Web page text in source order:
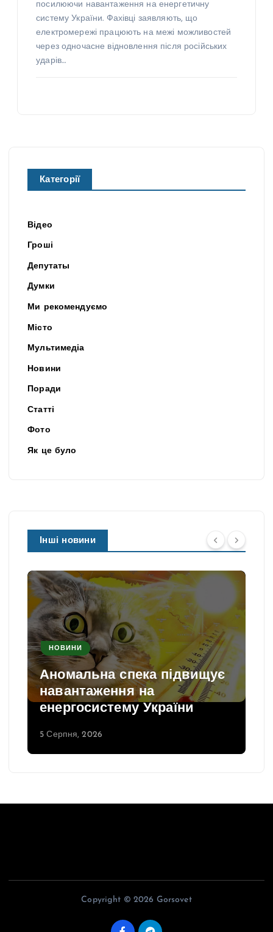
посилюючи навантаження на енергетичну
систему України. Фахівці заявляють, що
електромережі працюють на межі можливостей
через одночасне відновлення після російських
ударів…
Категорії
Відео
Гроші
Депутаты
Думки
Ми рекомендуємо
Місто
Мультимедіа
Новини
Поради
Статті
Фото
Як це було
Інші новини
НОВИНИ
Аномальна спека підвищує
навантаження на
енергосистему України
5 Серпня, 2026
Copyright © 2026 Gorsovet